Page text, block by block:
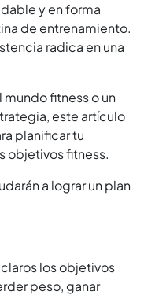
y en forma
de entrenamiento.
radica en una
mundo fitness o un
este artículo
planificar tu
objetivos fitness.
a lograr un plan
los objetivos
peso, ganar